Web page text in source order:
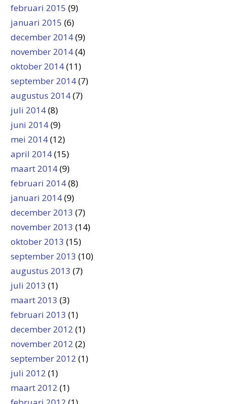
februari 2015 (9)
januari 2015 (6)
december 2014(9)
november 2014(4)
oktober 2014(11)
september 2014(7)
augustus 2014(7)
juli 2014(8)
juni 2014(9)
mei 2014(12)
april 2014(15)
maart 2014(9)
februari 2014(8)
januari 2014(9)
december 2013 (7)
november 2013 (14)
oktober 2013 (15)
september 2013 (10)
augustus 2013 (7)
juli 2013 (1)
maart 2013 (3)
februari 2013 (1)
december 2012 (1)
november 2012 (2)
september 2012 (1)
juli 2012 (1)
maart 2012 (1)